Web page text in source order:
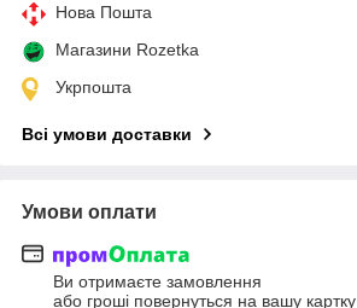
Нова Пошта
Магазини Rozetka
Укрпошта
Всі умови доставки
Умови оплати
Ви отримаєте замовлення
або гроші повернуться на вашу картку